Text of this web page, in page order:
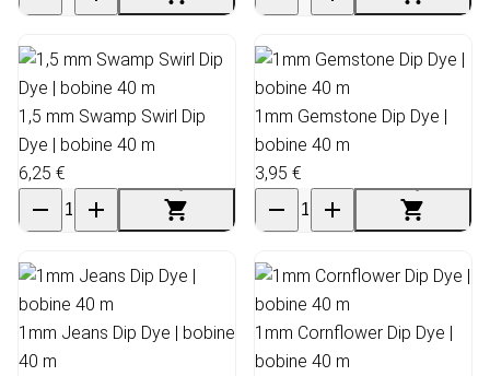
1,5 mm Swamp Swirl Dip
Dye | bobine 40 m
6,25 €
1mm Gemstone Dip Dye |
bobine 40 m
3,95 €
1mm Jeans Dip Dye | bobine
40 m
1mm Cornflower Dip Dye |
bobine 40 m